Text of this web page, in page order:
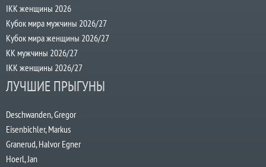
IKK женщины 2026
Кубок мира мужчины 2026/27
Кубок мира женщины 2026/27
КК мужчины 2026/27
IKK женщины 2026/27
ЛУЧШИЕ ПРЫГУНЫ
Deschwanden, Gregor
Eisenbichler, Markus
Granerud, Halvor Egner
Hoerl, Jan